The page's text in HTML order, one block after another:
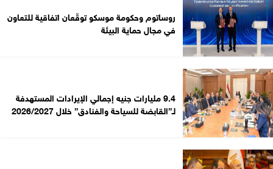
روساتوم وحكومة موسكو توقّعان اتفاقية للتعاون
في مجال حماية البيئة
9.4 مليارات جنيه إجمالي الإيرادات المستهدفة
لـ”القابضة للسياحة والفنادق” خلال 2026/2027